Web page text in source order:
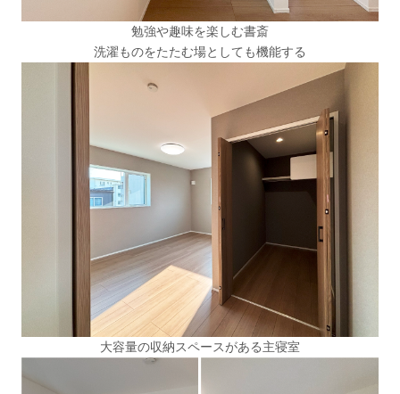
勉強や趣味を楽しむ書斎
洗濯ものをたたむ場としても機能する
大容量の収納スペースがある主寝室